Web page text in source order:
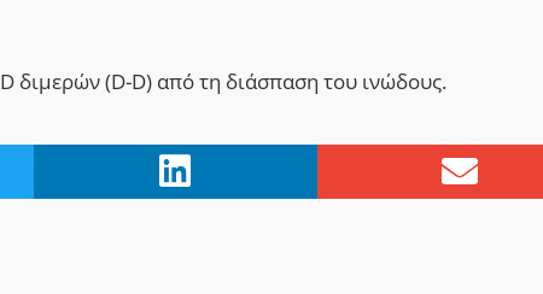
διμερών (D-D) από τη διάσπαση του ινώδους.